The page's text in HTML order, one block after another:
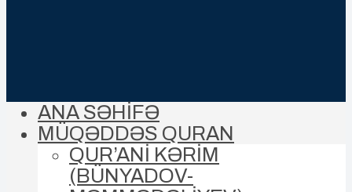
ANA SƏHİFƏ
MÜQƏDDƏS QURAN
QUR’ANİ KƏRİM
(BÜNYADOV-